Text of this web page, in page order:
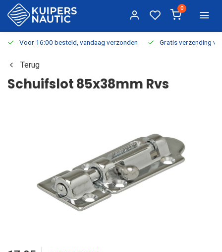
0
Voor 16:00 besteld, vandaag verzonden Gratis verzending
Terug
Schuifslot 85x38mm Rvs